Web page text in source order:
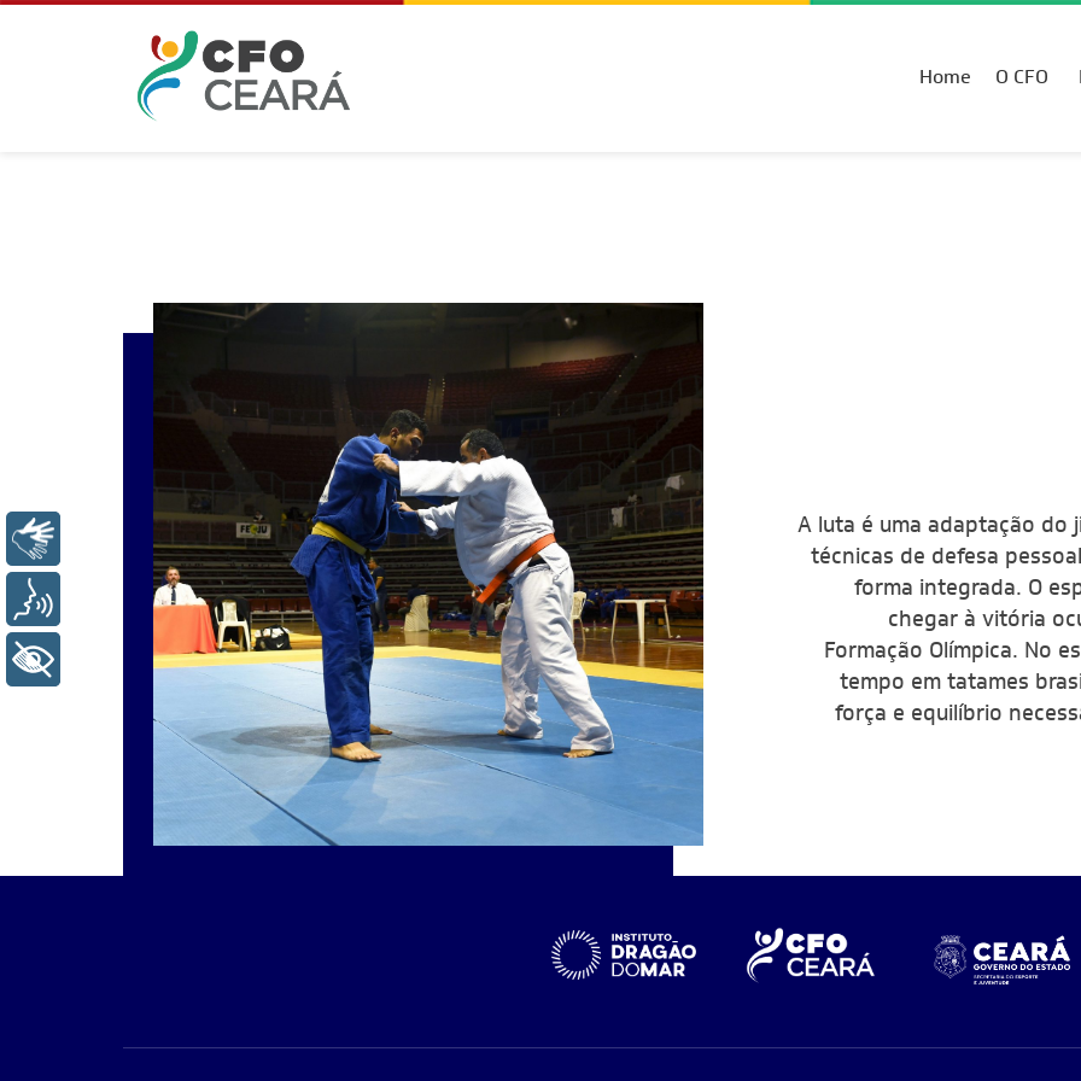
Home O CFO
A luta é uma adaptação do
técnicas de defesa
forma integrada. O
chegar à vitória
Formação Olímpica. No
tempo em tatames
força e equilíbrio
+ Acessibilidade